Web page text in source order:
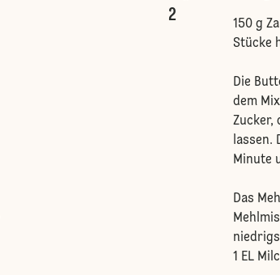
2
150 g
Stücke
Die
dem
Zucker,
lassen.
Minute
Das
1 EL